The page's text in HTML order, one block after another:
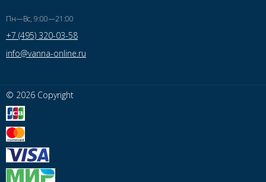
Пн—Вс, 9:00—21:00
+7 (495) 320-03-58
info@vanna-online.ru
© 2026 Copyright